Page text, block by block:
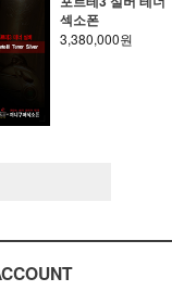
섹소폰
3,380,000원